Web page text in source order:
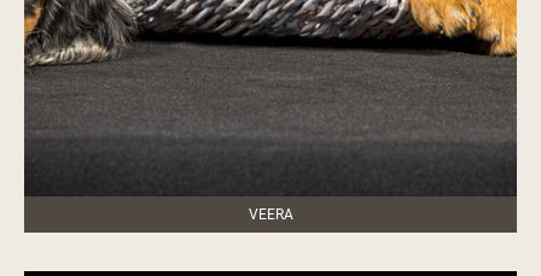
VEERA